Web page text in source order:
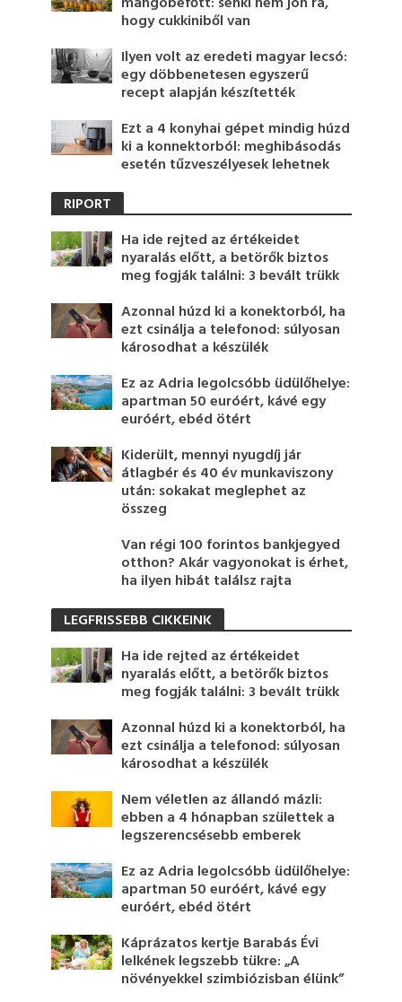
hogy cukkiniből van
Ilyen volt az eredeti magyar lecsó:
egy döbbenetesen egyszerű
recept alapján készítették
Ezt a 4 konyhai gépet mindig húzd
ki a konnektorból: meghibásodás
esetén tűzveszélyesek lehetnek
RIPORT
Ha ide rejted az értékeidet
nyaralás előtt, a betörők biztos
meg fogják találni: 3 bevált trükk
Azonnal húzd ki a konektorból, ha
ezt csinálja a telefonod: súlyosan
károsodhat a készülék
Ez az Adria legolcsóbb üdülőhelye:
apartman 50 euróért, kávé egy
euróért, ebéd ötért
Kiderült, mennyi nyugdíj jár
átlagbér és 40 év munkaviszony
után: sokakat meglephet az
összeg
Van régi 100 forintos bankjegyed
otthon? Akár vagyonokat is érhet,
ha ilyen hibát találsz rajta
LEGFRISSEBB CIKKEINK
Ha ide rejted az értékeidet
nyaralás előtt, a betörők biztos
meg fogják találni: 3 bevált trükk
Azonnal húzd ki a konektorból, ha
ezt csinálja a telefonod: súlyosan
károsodhat a készülék
Nem véletlen az állandó mázli:
ebben a 4 hónapban születtek a
legszerencsésebb emberek
Ez az Adria legolcsóbb üdülőhelye:
apartman 50 euróért, kávé egy
euróért, ebéd ötért
Káprázatos kertje Barabás Évi
lelkének legszebb tükre: „A
növényekkel szimbiózisban élünk”